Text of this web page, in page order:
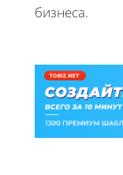
бизнеса.